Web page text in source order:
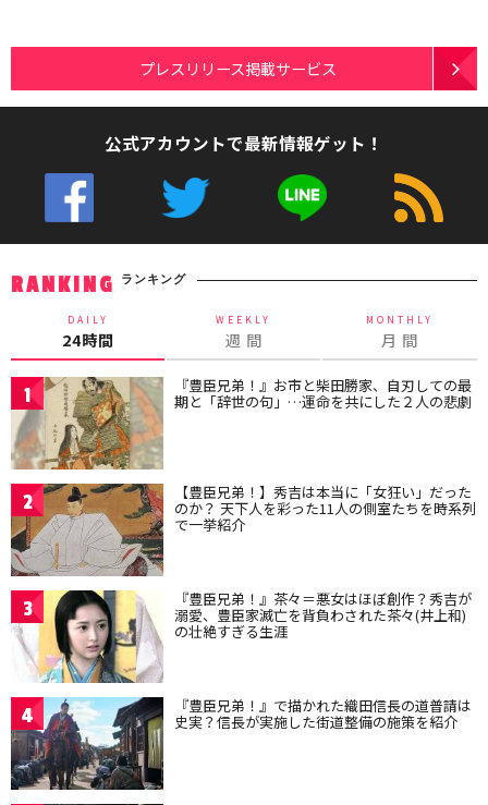
プレスリリース掲載サービス
公式アカウントで最新情報ゲット！
RANKING ランキング
DAILY
24時間
WEEKLY
週 間
MONTHLY
月 間
1 『豊臣兄弟！』お市と柴田勝家、自刃しての最
期と「辞世の句」…運命を共にした２人の悲劇
2 【豊臣兄弟！】秀吉は本当に「女狂い」だった
のか？ 天下人を彩った11人の側室たちを時系列
で一挙紹介
3 『豊臣兄弟！』茶々＝悪女はほぼ創作？秀吉が
溺愛、豊臣家滅亡を背負わされた茶々(井上和)
の壮絶すぎる生涯
4 『豊臣兄弟！』で描かれた織田信長の道普請は
史実？信長が実施した街道整備の施策を紹介